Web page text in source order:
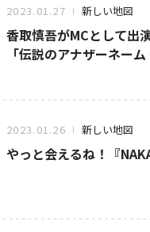
2023.01.27 新しい地図
香取慎吾がMCとして出
「伝説のアナザーネー
2023.01.26 新しい地図
やっと会えるね！『